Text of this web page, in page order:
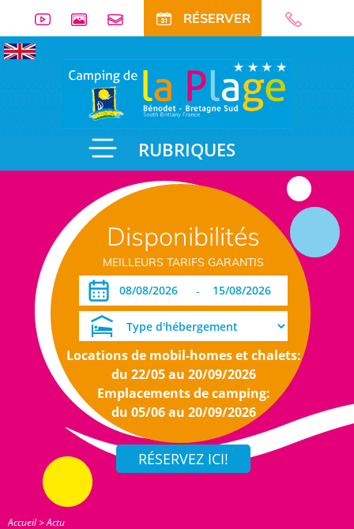
RÉSERVER
RUBRIQUES
Disponibilités
MEILLEURS TARIFS GARANTIS
-
Locations de mobil-homes et chalets:
du 22/05 au 20/09/2026
Emplacements de camping:
du 05/06 au 20/09/2026
Accueil>Actu